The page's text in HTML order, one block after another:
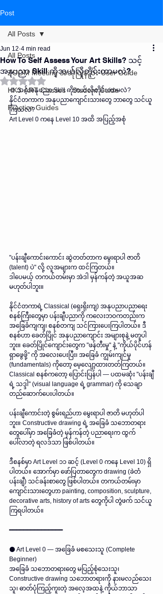
Post
All Posts
ZOOM Meeting အသုံပြုနည်း-User Guide
HK3-ART Classes - Student Guide
Practice Guides
All Posts
How To Self Assess Your Art Skills? သင့်
အနုပညာ Skill ကိုဘယ်လိုတိုင်းတာမလဲ?
Jun 12 4 min read
Rated NaN out of 5 stars.
🎨 သင့်အနုပညာ Skill ကိုဘယ်လိုတိုင်းတာမလဲ?
နိုင်ငံတကာက အနုပညာကျောင်းသားတွေ ဘာတွေ သင်ယူ
ကြသလဲ?
Art Level 0 ကနေ Level 10 အထိ အပြည့်အစုံ
"ပန်းချီကောင်းကောင်း ဆွဲတတ်တာက မွေးရာပါ ဇာတိ
(talent) ပဲ" လို့ လူအများက ထင်ကြတယ်။
ဒါပေမယ့် တကယ်တမ်းမှာ အဲဒါ မှန်ကန်တဲ့ အယူအဆ
မဟုတ်ပါဘူး။
နိုင်ငံတကာရဲ့ Classical (ရှေးရိုးကျ) အနုပညာပညာရေး
စနစ်ကြီးတွေမှာ ပန်းချီပညာကို ကလေးဘဝကတည်းက
အခြေခံကျကျ၊ စနစ်တကျ သင်ကြားပေးကြပါတယ်။ ဒီ
စနစ်ဟာ ခေတ်ပြိုင် အနုပညာကျောင်း အများစုနဲ့ မတူပါ
ဘူး။ ခေတ်ပြိုင်ကျောင်းတွေက "ဖန်တီးမှု" နဲ့ "ကိုယ်ပိုင်ဟန်
ရှာဖွေဖို့" ကို အလေးပေးပြီး၊ အခြေခံ ကျွမ်းကျင်မှု
(fundamentals) ကိုတော့ မေ့လျော့ထားတတ်ကြတယ်။
Classical စနစ်ကတော့ ပြောင်းပြန်ပါ — ပထမဆုံး "ပန်းချီ
ရဲ့ သဒ္ဒါ" (visual language ရဲ့ grammar) ကို သေချာ
တည်ဆောက်ပေးပါတယ်။
ပန်းချီကောင်းတဲ့ စွမ်းရည်ဟာ မွေးရာပါ ဇာတိ မဟုတ်ပါ
ဘူး။ Constructive drawing ရဲ့ အခြေခံ သဘောတရား
တွေပေါ်မှာ အခြေခံတဲ့ မှန်ကန်တဲ့ ပညာရေးက ထွက်
ပေါ်လာတဲ့ ရလဒ်သာ ဖြစ်ပါတယ်။
ဒီစနစ်မှာ Art Level ၁၁ ဆင့် (Level 0 ကနေ Level 10) ရှိ
ပါတယ်။ အောက်မှာ ဖော်ပြတာတွေက drawing (ခဲတံ
ပန်းချီ) သင်ခန်းစာတွေ ဖြစ်ပါတယ်။ တကယ်တမ်းမှာ
ကျောင်းသားတွေဟာ painting, composition, sculpture,
decorative arts, history of arts တွေကိုပါ တွဲဖက် သင်ယူ
ကြရပါတယ်။
━━━━━━━━━━━━━━━
⚫ Art Level 0 — အခြေခံ မစသေးသူ (Complete
Beginner)
အခြေခံ သဘောတရားတွေ မပြည့်စုံသေးသူ၊
Constructive drawing သဘောတရားကို နားမလည်သေး
သူ၊ ဓာတ်ပုံကြည့်ကူးတဲ့ အလေ့အထနဲ့ ကိုယ်ဘာသာ